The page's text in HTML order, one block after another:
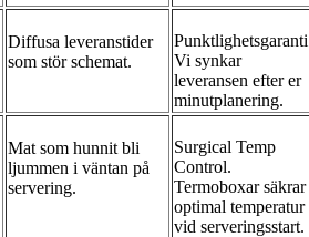
Diffusa leveranstider
som stör schemat.
Vi synkar
leveransen efter er
minutplanering.
Mat som hunnit bli
ljummen i väntan på
servering.
Surgical Temp
Control.
Termoboxar säkrar
optimal temperatur
vid serveringsstart.